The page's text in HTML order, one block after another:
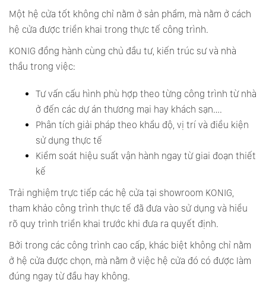
Một hệ cửa tốt không chỉ nằm ở sản phẩm, mà nằm ở cách
hệ cửa được triển khai trong thực tế công trình.
KONIG đồng hành cùng chủ đầu tư, kiến trúc sư và nhà
thầu trong việc:
Tư vấn cấu hình phù hợp theo từng công trình từ nhà
ở đến các dự án thương mại hay khách sạn….
Phân tích giải pháp theo khẩu độ, vị trí và điều kiện
sử dụng thực tế
Kiểm soát hiệu suất vận hành ngay từ giai đoạn thiết
kế
Trải nghiệm trực tiếp các hệ cửa tại showroom KONIG,
tham khảo công trình thực tế đã đưa vào sử dụng và hiểu
rõ quy trình triển khai trước khi đưa ra quyết định.
Bởi trong các công trình cao cấp, khác biệt không chỉ nằm
ở hệ cửa được chọn, mà nằm ở việc hệ cửa đó có được làm
đúng ngay từ đầu hay không.